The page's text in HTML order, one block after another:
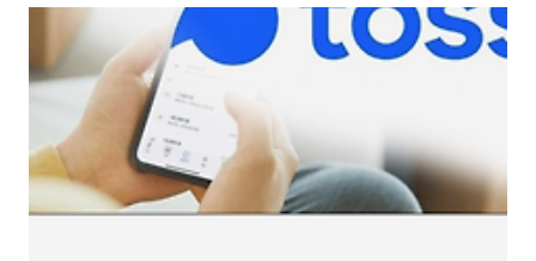
합니다. 토스 같은 경우는 큐알코드를 이용하여서 atm기기를 이용하실 수 있
습니다. 타은행 무통장입금은 모든 atm기기 이용방법이 동일합니다. 두번째
은행창구를 이용 토스는 각 은행사들의 통장을 중간 관리 형식으로 이용할 수
있는 것이기에 자사은행으로 찾아가서 은행창구를 이용하여 무통장입금 진행
이 가능합니다. 세번째 인터넷 및 스마트 뱅킹..